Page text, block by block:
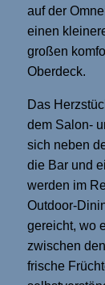
auf der
einen
großen
Oberdeck.
Das
dem Salon-
sich neben
die Bar und
werden im
Outdoor-
gereicht, wo
zwischen
frische